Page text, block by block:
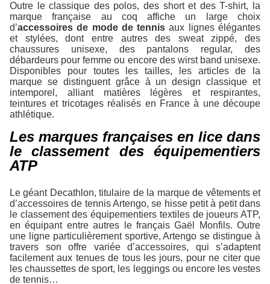
Outre le classique des polos, des short et des T-shirt, la
marque française au coq affiche un large choix
d’accessoires de mode de tennis aux lignes élégantes
et stylées, dont entre autres des sweat zippé, des
chaussures unisexe, des pantalons regular, des
débardeurs pour femme ou encore des wirst band unisexe.
Disponibles pour toutes les tailles, les articles de la
marque se distinguent grâce à un design classique et
intemporel, alliant matières légères et respirantes,
teintures et tricotages réalisés en France à une découpe
athlétique.
Les marques françaises en lice dans
le classement des équipementiers
ATP
Le géant Decathlon, titulaire de la marque de vêtements et
d’accessoires de tennis Artengo, se hisse petit à petit dans
le classement des équipementiers textiles de joueurs ATP,
en équipant entre autres le français Gaël Monfils. Outre
une ligne particulièrement sportive, Artengo se distingue à
travers son offre variée d’accessoires, qui s’adaptent
facilement aux tenues de tous les jours, pour ne citer que
les chaussettes de sport, les leggings ou encore les vestes
de tennis…